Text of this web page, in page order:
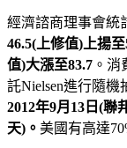
經濟諮商理事會統
46.5(上修值)上揚至
值)大漲至83.7 。
託Nielsen進行隨機
2012年9月13日(聯
天)。 美國有高達